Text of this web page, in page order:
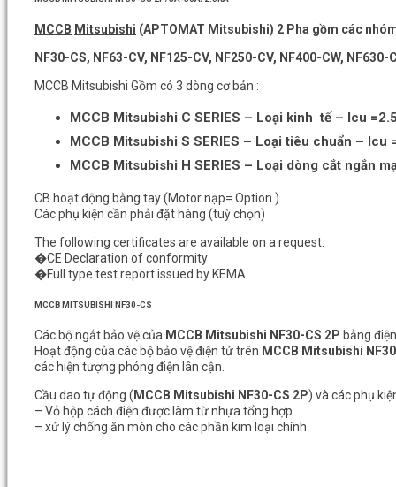
MCCB Mitsubishi (APTOMAT Mitsubishi) 2 Pha gồm các
NF30-CS, NF63-CV, NF125-CV, NF250-CV, NF400-CW, NF630-
MCCB Mitsubishi Gồm có 3 dòng cơ bản :
MCCB Mitsubishi C SERIES – Loại kinh tế – Icu
MCCB Mitsubishi S SERIES – Loại tiêu chuẩn – Icu
MCCB Mitsubishi H SERIES – Loại dòng cắt ngắn
CB hoạt động bằng tay (Motor nạp= Option )
Các phụ kiện cần phải đặt hàng (tuỳ chọn)
The following certificates are available on a request.
�CE Declaration of conformity
�Full type test report issued by KEMA
MCCB MITSUBISHI NF30-CS
Các bộ ngắt bảo vệ của MCCB Mitsubishi NF30-CS 2P bằng
Hoạt động của các bộ bảo vệ điện tử trên MCCB Mitsubishi
các hiện tượng phóng điện lân cận.
Cầu dao tự động (MCCB Mitsubishi NF30-CS 2P) và các phụ
– Vỏ hộp cách điện được làm từ nhựa tổng hợp
– xử lý chống ăn mòn cho các phần kim loại chính